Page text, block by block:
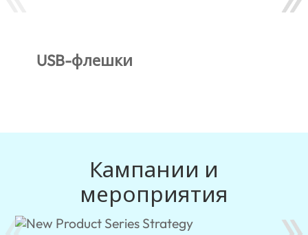
USB-флешки
Кампании и
мероприятия